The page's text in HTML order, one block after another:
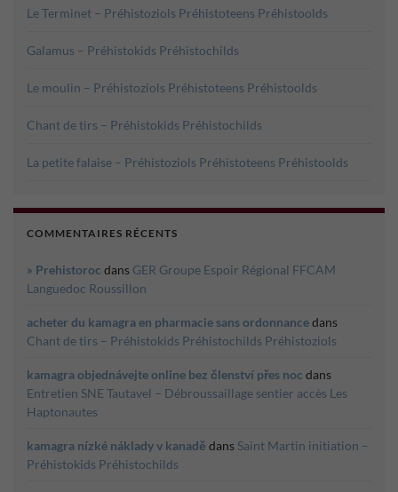
Le Terminet – Préhistoziols Préhistoteens Préhistoolds
Galamus – Préhistokids Préhistochilds
Le moulin – Préhistoziols Préhistoteens Préhistoolds
Chant de tirs – Préhistokids Préhistochilds
La petite falaise – Préhistoziols Préhistoteens Préhistoolds
COMMENTAIRES RÉCENTS
» Prehistoroc dans GER Groupe Espoir Régional FFCAM
Languedoc Roussillon
acheter du kamagra en pharmacie sans ordonnancedans
Chant de tirs – Préhistokids Préhistochilds Préhistoziols
kamagra objednávejte online bez členství přes noc dans
Entretien SNE Tautavel – Débroussaillage sentier accès Les
Haptonautes
kamagra nízké náklady v kanadě dans Saint Martin initiation –
Préhistokids Préhistochilds